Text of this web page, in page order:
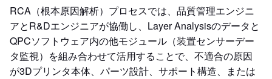
RCA（根本原因解析）プロセスでは、品質管理エンジニ
アとR&Dエンジニアが協働し、Layer Analysisのデータと
QPCソフトウェア内の他モジュール（装置センサーデー
タ監視）を組み合わせて活用することで、不適合の原因
が3Dプリンタ本体、パーツ設計、サポート構造、または